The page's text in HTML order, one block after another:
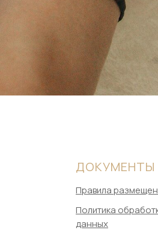
ДОКУМЕНТЫ
Правила
Политика
данных